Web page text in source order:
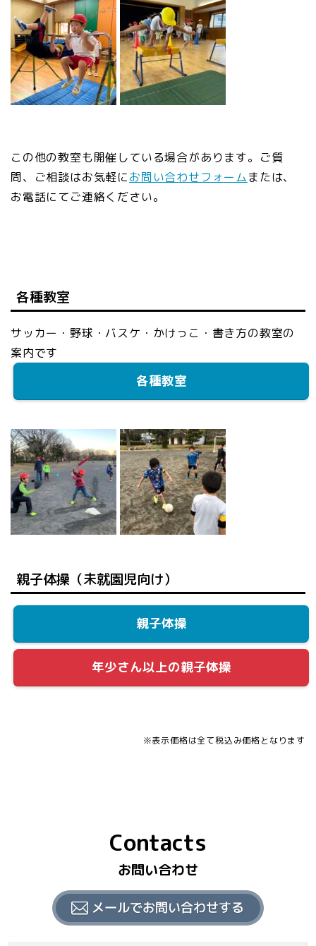
この他の教室も開催している場合があります。ご質
問、ご相談はお気軽にお問い合わせフォームまたは、
お電話にてご連絡ください。
各種教室
サッカー・野球・バスケ・かけっこ・書き方の教室の
案内です
各種教室
親子体操（未就園児向け）
親子体操
年少さん以上の親子体操
※表示価格は全て税込み価格となります
Contacts
お問い合わせ